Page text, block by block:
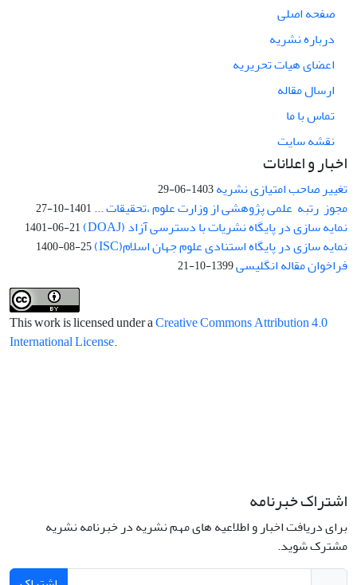
صفحه اصلی
درباره نشریه
اعضای هیات تحریریه
ارسال مقاله
تماس با ما
نقشه سایت
اخبار و اعلانات
تغییر صاحب امتیازی نشریه1403-06-29
مجوز رتبه علمی پژوهشی از وزارت علوم ،تحقیقات ...1401-10-27
نمایه سازی در پایگاه نشریات با دسترسی آزاد (DOAJ) 1401-06-21
نمایه سازی در پایگاه استنادی علوم جهان اسلام(ISC) 1400-08-25
فراخوان مقاله انگلیسی1399-10-21
This work is licensed under aCreative Commons Attribution 4.0
International License.
اشتراک خبرنامه
برای دریافت اخبار و اطلاعیه های مهم نشریه در خبرنامه نشریه
مشترک شوید.